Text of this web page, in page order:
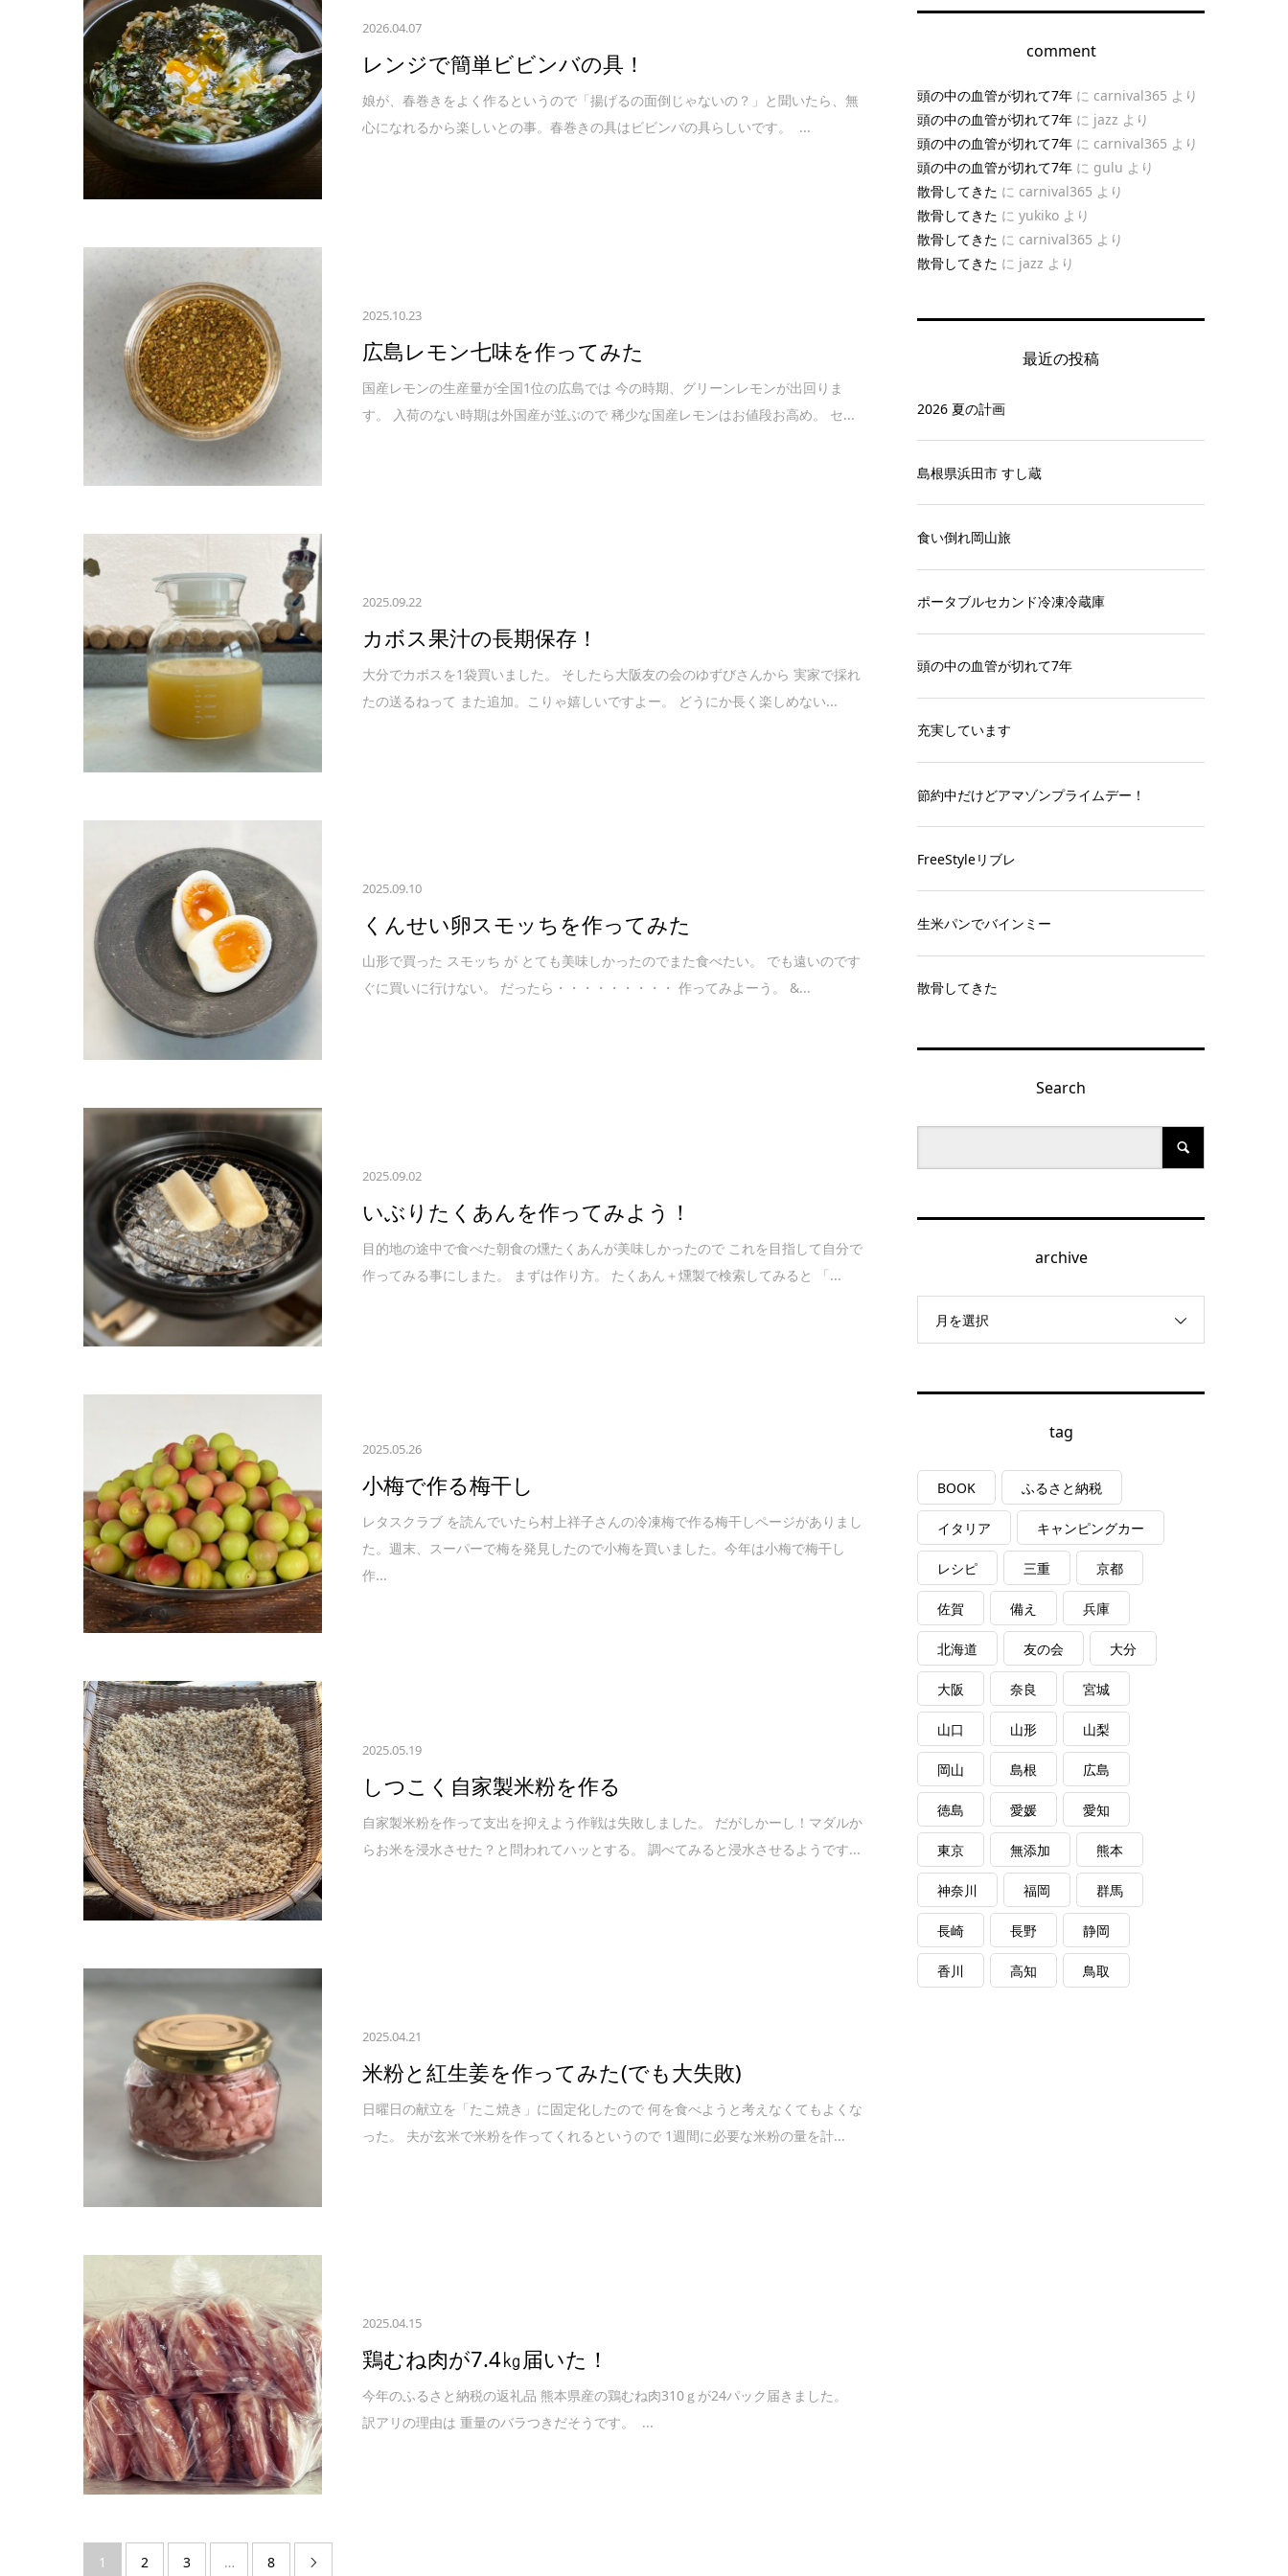
2026.04.07
レンジで簡単ビビンバの具！
娘が、春巻きをよく作るというので「揚げるの面倒じゃないの？」と聞いたら、無
心になれるから楽しいとの事。春巻きの具はビビンバの具らしいです。 ...
2025.10.23
広島レモン七味を作ってみた
国産レモンの生産量が全国1位の広島では 今の時期、グリーンレモンが出回りま
す。 入荷のない時期は外国産が並ぶので 稀少な国産レモンはお値段お高め。 セ...
2025.09.22
カボス果汁の長期保存！
大分でカボスを1袋買いました。 そしたら大阪友の会のゆずびさんから 実家で採れ
たの送るねって また追加。こりゃ嬉しいですよー。 どうにか長く楽しめない...
2025.09.10
くんせい卵スモッちを作ってみた
山形で買った スモッち が とても美味しかったのでまた食べたい。 でも遠いのです
ぐに買いに行けない。 だったら・・・・・・・・・ 作ってみよーう。 &...
2025.09.02
いぶりたくあんを作ってみよう！
目的地の途中で食べた朝食の燻たくあんが美味しかったので これを目指して自分で
作ってみる事にしまた。 まずは作り方。 たくあん＋燻製で検索してみると 「...
2025.05.26
小梅で作る梅干し
レタスクラブ を読んでいたら村上祥子さんの冷凍梅で作る梅干しページがありまし
た。週末、スーパーで梅を発見したので小梅を買いました。今年は小梅で梅干し
作...
2025.05.19
しつこく自家製米粉を作る
自家製米粉を作って支出を抑えよう作戦は失敗しました。 だがしかーし！マダルか
らお米を浸水させた？と問われてハッとする。 調べてみると浸水させるようです...
2025.04.21
米粉と紅生姜を作ってみた(でも大失敗)
日曜日の献立を「たこ焼き」に固定化したので 何を食べようと考えなくてもよくな
った。 夫が玄米で米粉を作ってくれるというので 1週間に必要な米粉の量を計...
2025.04.15
鶏むね肉が7.4㎏届いた！
今年のふるさと納税の返礼品 熊本県産の鶏むね肉310ｇが24パック届きました。
訳アリの理由は 重量のバラつきだそうです。 ...
1 2 3 … 8 
comment
頭の中の血管が切れて7年 に carnival365 より
頭の中の血管が切れて7年 に jazz より
頭の中の血管が切れて7年 に carnival365 より
頭の中の血管が切れて7年 に gulu より
散骨してきた に carnival365 より
散骨してきた に yukiko より
散骨してきた に carnival365 より
散骨してきた に jazz より
最近の投稿
2026 夏の計画
島根県浜田市 すし蔵
食い倒れ岡山旅
ポータブルセカンド冷凍冷蔵庫
頭の中の血管が切れて7年
充実しています
節約中だけどアマゾンプライムデー！
FreeStyleリブレ
生米パンでバインミー
散骨してきた
Search
archive
月を選択
tag
BOOK ふるさと納税
イタリア キャンピングカー
レシピ 三重 京都
佐賀 備え 兵庫
北海道 友の会 大分
大阪 奈良 宮城
山口 山形 山梨
岡山 島根 広島
徳島 愛媛 愛知
東京 無添加 熊本
神奈川 福岡 群馬
長崎 長野 静岡
香川 高知 鳥取